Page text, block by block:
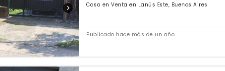
Casa en Venta en Lanús Este, Buenos Aires
Publicado hace más de un año